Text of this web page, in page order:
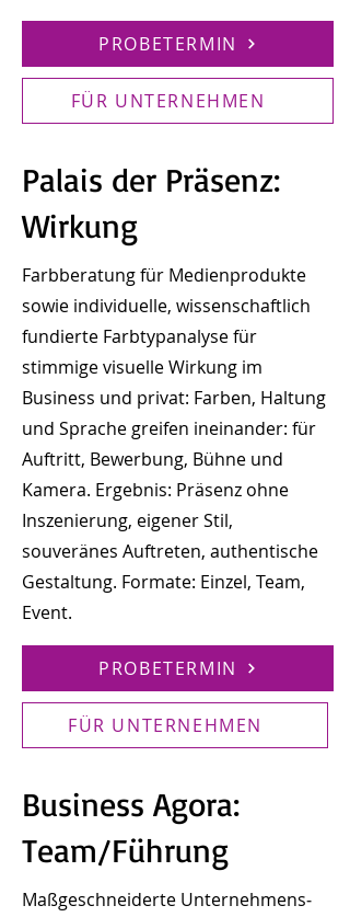
PROBETERMIN
FÜR UNTERNEHMEN
Palais der Präsenz:
Wirkung
Farbberatung für Medienprodukte
sowie individuelle, wissenschaftlich
fundierte Farbtypanalyse für
stimmige visuelle Wirkung im
Business und privat: Farben, Haltung
und Sprache greifen ineinander: für
Auftritt, Bewerbung, Bühne und
Kamera. Ergebnis: Präsenz ohne
Inszenierung, eigener Stil,
souveränes Auftreten, authentische
Gestaltung. Formate: Einzel, Team,
Event.
PROBETERMIN
FÜR UNTERNEHMEN
Business Agora:
Team/Führung
Maßgeschneiderte Unternehmens­